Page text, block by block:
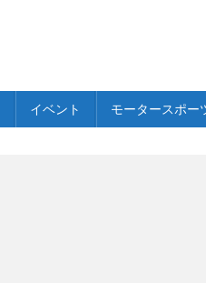
イベント モータースポー